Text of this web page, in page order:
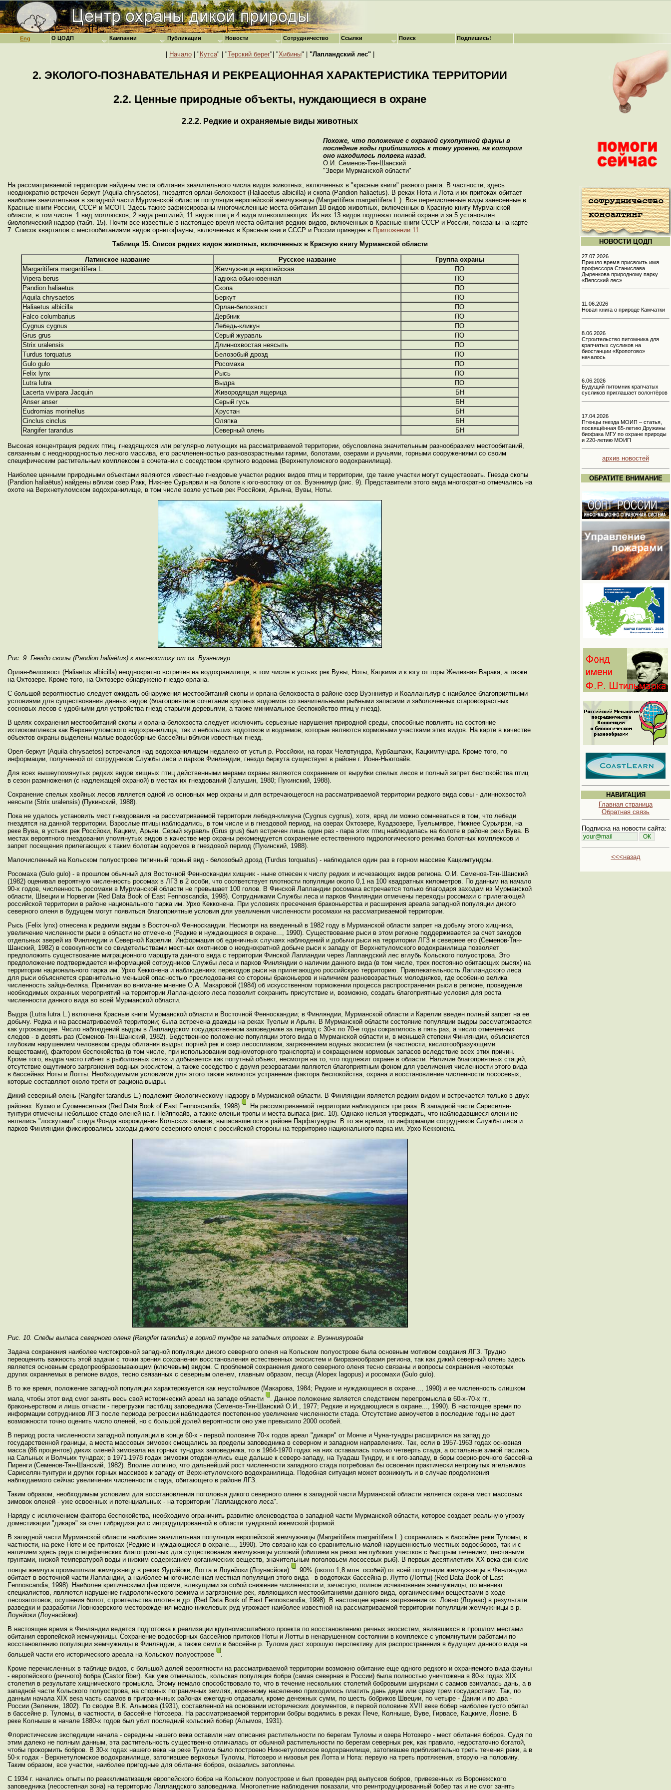
Eng
Начало| " Кутса" | "Терский берег"| "Хибины" | "Лапландский лес"|
2. ЭКОЛОГО-ПОЗНАВАТЕЛЬНАЯ И РЕКРЕАЦИОННАЯ ХАРАКТЕРИСТИКА ТЕРРИТОРИИ
2.2. Ценные природные объекты, нуждающиеся в охране
2.2.2. Редкие и охраняемые виды животных
Похоже, что положение с охраной сухопутной фауны в
последние годы приблизилось к тому уровню, на котором
оно находилось полвека назад.
О.И. Семенов-Тян-Шанский
"Звери Мурманской области"
На рассматриваемой территории найдены места обитания значительного числа видов животных, включенных в "красные книги" разного ранга. В частности, здесь
неоднократно встречен беркут (Aquila chrysaetos), гнездятся орлан-белохвост (Haliaeetus albicilla) и скопа (Pandion haliaetus). В реках Нота и Лота и их притоках обитает
наиболее значительная в западной части Мурманской области популяция европейской жемчужницы (Margaritifera margaritifera L.). Все перечисленные виды занесенные в
Красные книги России, СССР и МСОП. Здесь также зафиксированы многочисленные места обитания 18 видов животных, включенных в Красную книгу Мурманской
области, в том числе: 1 вид моллюсков, 2 вида рептилий, 11 видов птиц и 4 вида млекопитающих. Из них 13 видов подлежат полной охране и за 5 установлен
биологический надзор (табл. 15). Почти все известные в настоящее время места обитания редких видов, включенных в Красные книги СССР и России, показаны на карте
7. Список кварталов с местообитаниями видов орнитофауны, включенных в Красные книги СССР и России приведен в Приложении 11.
Таблица 15. Список редких видов животных, включенных в Красную книгу Мурманской области
Латинское название Русское название
Группа охраны
Margaritifera margaritifera L.
Жемчужница европейская
ПО
Vipera berus
Гадюка обыкновенная
ПО
Pandion haliaetus
Скопа
ПО
Aquila chrysaetos
Беркут
ПО
Haliaetus albicilla
Орлан-белохвост
ПО
Falco columbarius
Дербник
ПО
Cygnus cygnus
Лебедь-кликун
ПО
Grus grus
Серый журавль
ПО
Strix uralensis
Длиннохвостая неясыть
ПО
Turdus torquatus
Белозобый дрозд
ПО
Gulo gulo
Росомаха
ПО
Felix lynx
Рысь
ПО
Lutra lutra
Выдра
ПО
Lacerta vivipara Jacquin
Живородящая ящерица
БН
Anser anser
Серый гусь
БН
Eudromias morinellus
Хрустан
БН
Cinclus cinclus
Оляпка
БН
Rangifer tarandus
Северный олень БН
Высокая концентрация редких птиц, гнездящихся или регулярно летующих на рассматриваемой территории, обусловлена значительным разнообразием местообитаний,
связанным с неоднородностью лесного массива, его расчлененностью разновозрастными гарями, болотами, озерами и ручьями, горными сооружениями со своим
специфическим растительным комплексом в сочетании с соседством крупного водоема (Верхнетуломского водохранилища).
Наиболее ценными природными объектами являются известные гнездовые участки редких видов птиц и территории, где такие участки могут существовать. Гнезда скопы
(Pandion haliaёtus) найдены вблизи озер Ракк, Нижнее Сурьярви и на болоте к юго-востоку от оз. Вуэннияур (рис. 9). Представители этого вида многократно отмечались на
охоте на Верхнетуломском водохранилище, в том числе возле устьев рек Россйоки, Арьяна, Вувы, Ноты.
Рис. 9. Гнездо скопы (Pandion haliaёtus) к юго-востоку от оз. Вуэннияур
Орлан-белохвост (Haliaetus albicilla) неоднократно встречен на водохранилище, в том числе в устьях рек Вувы, Ноты, Кацкима и к югу от горы Железная Варака, а также
на Охтозере. Кроме того, на Охтозере обнаружено гнездо орлана.
С большой вероятностью следует ожидать обнаружения местообитаний скопы и орлана-белохвоста в районе озер Вуэннияур и Коалланъяур с наиболее благоприятными
условиями для существования данных видов (благоприятное сочетание крупных водоемов со значительными рыбными запасами и заболоченных старовозрастных
сосновых лесов с удобными для устройства гнезд старыми деревьями, а также минимальное беспокойство птиц у гнезд).
В целях сохранения местообитаний скопы и орлана-белохвоста следует исключить серьезные нарушения природной среды, способные повлиять на состояние
ихтиокомплекса как Верхнетуломского водохранилища, так и небольших водотоков и водоемов, которые являются кормовыми участками этих видов. На карте в качестве
объектов охраны выделены малые водосборные бассейны вблизи известных гнезд.
Орел-беркут (Aquila chrysaetos) встречался над водохранилищем недалеко от устья р. Россйоки, на горах Челвтундра, Курбашпахк, Кацкимтундра. Кроме того, по
информации, полученной от сотрудников Службы леса и парков Финляндии, гнездо беркута существует в районе г. Ионн-Ньюгоайв.
Для всех вышеупомянутых редких видов хищных птиц действенными мерами охраны являются сохранение от вырубки спелых лесов и полный запрет беспокойства птиц
в сезон размножения (с надлежащей охраной) в местах их гнездований (Галушин, 1980; Пукинский, 1988).
Сохранение спелых хвойных лесов является одной из основных мер охраны и для встречающегося на рассматриваемой территории редкого вида совы - длиннохвостой
неясыти (Strix uralensis) (Пукинский, 1988).
Пока не удалось установить мест гнездования на рассматриваемой территории лебедя-кликуна (Cygnus cygnus), хотя, вряд ли можно сомневаться в том, что лебеди
гнездятся на данной территории. Взрослые птицы наблюдались, в том числе и в гнездовой период, на озерах Охтозере, Куадзозере, Туельмявре, Нижнее Сурьярви, на
реке Вува, в устьях рек Россйоки, Кацким, Арьян. Серый журавль (Grus grus) был встречен лишь один раз - пара этих птиц наблюдалась на болоте в районе реки Вува. В
местах вероятного гнездования упомянутых видов в качестве мер охраны рекомендуется сохранение естественного гидрологического режима болотных комплексов и
запрет посещения прилегающих к таким болотам водоемов в гнездовой период (Пукинский, 1988).
Малочисленный на Кольском полуострове типичный горный вид - белозобый дрозд (Turdus torquatus) - наблюдался один раз в горном массиве Кацкимтундры.
Росомаха (Gulo gulo) - в прошлом обычный для Восточной Фенноскандии хищник - ныне отнесен к числу редких и исчезающих видов региона. О.И. Семенов-Тян-Шанский
(1982) оценивал вероятную численность росомах в ЛГЗ в 2 особи, что соответствует плотности популяции около 0,1 на 100 квадратных километров. По данным на начало
90-х годов, численность росомахи в Мурманской области не превышает 100 голов. В Финской Лапландии росомаха встречается только благодаря заходам из Мурманской
области, Швеции и Норвегии (Red Data Book of East Fennoscandia, 1998). Сотрудниками Службы леса и парков Финляндии отмечены переходы росомахи с прилегающей
российской территории в районе национального парка им. Урхо Кекконена. При условиях пресечения браконьерства и расширения ареала западной популяции дикого
северного оленя в будущем могут появиться благоприятные условия для увеличения численности росомахи на рассматриваемой территории.
Рысь (Felix lynx) отнесена к редкими видам в Восточной Фенноскандии. Несмотря на введенный в 1982 году в Мурманской области запрет на добычу этого хищника,
увеличение численности рыси в области не отмечено (Редкие и нуждающиеся в охране..., 1990). Существование рыси в этом регионе поддерживается за счет заходов
отдельных зверей из Финляндии и Северной Карелии. Информация об единичных случаях наблюдений и добычи рыси на территории ЛГЗ и севернее его (Семенов-Тян-
Шанский, 1982) в совокупности со свидетельствами местных охотников о неоднократной добыче рыси к западу от Верхнетуломского водохранилища позволяет
предположить существование миграционного маршрута данного вида с территории Финской Лапландии через Лапландский лес вглубь Кольского полуострова. Это
предположение подтверждается информацией сотрудников Службы леса и парков Финляндии о наличии данного вида (в том числе, трех постоянно обитающих рысях) на
территории национального парка им. Урхо Кекконена и наблюдениях переходов рыси на прилегающую российскую территорию. Привлекательность Лапландского леса
для рыси объясняется сравнительно меньшей опасностью преследования со стороны браконьеров и наличием разновозрастных молодняков, где особенно велика
численность зайца-беляка. Принимая во внимание мнение О.А. Макаровой (1984) об искусственном торможении процесса распространения рыси в регионе, проведение
необходимых охранных мероприятий на территории Лапландского леса позволит сохранить присутствие и, возможно, создать благоприятные условия для роста
численности данного вида во всей Мурманской области.
Выдра (Lutra lutra L.) включена Красные книги Мурманской области и Восточной Фенноскандии; в Финляндии, Мурманской области и Карелии введен полный запрет на ее
добычу. Редка и на рассматриваемой территории; была встречена дважды на реках Туельм и Арьян. В Мурманской области состояние популяции выдры рассматривается
как угрожающее. Число наблюдений выдры в Лапландском государственном заповеднике за период с 30-х по 70-е годы сократилось в пять раз, а число отмеченных
следов - в девять раз (Семенов-Тян-Шанский, 1982). Бедственное положение популяции этого вида в Мурманской области и, в меньшей степени Финляндии, объясняется
глубоким нарушением человеком среды обитания выдры: порчей рек и озер лесосплавом, загрязнением водных экосистем (в частности, кислотообразующими
веществами), фактором беспокойства (в том числе, при использовании водномоторного транспорта) и сокращением кормовых запасов вследствие всех этих причин.
Кроме того, выдра часто гибнет в рыболовных сетях и добывается как попутный объект, несмотря на то, что подлежит охране в области. Наличие благоприятных стаций,
отсутствие ощутимого загрязнения водных экосистем, а также соседство с двумя резерватами являются благоприятным фоном для увеличения численности этого вида
в бассейнах Ноты и Лотты. Необходимыми условиями для этого также являются устранение фактора беспокойства, охрана и восстановление численности лососевых,
которые составляют около трети от рациона выдры.
Дикий северный олень (Rangifer tarandus L.) подлежит биологическому надзору в Мурманской области. В Финляндии является редким видом и встречается только в двух
районах: Кухмо и Суоменселькя (Red Data Book of East Fennoscandia, 1998)
. На рассматриваемой территории наблюдался три раза. В западной части Сариселян-
тунтури отмечены небольшое стадо оленей на г. Нейппоайв, а также оленьи тропы и места выпаса (рис. 10). Однако нельзя утверждать, что наблюдавшиеся олени не
являлись "лоскутами" стада Фонда возрождения Кольских саамов, выпасавшегося в районе Парфатундры. В то же время, по информации сотрудников Службы леса и
парков Финляндии фиксировались заходы дикого северного оленя с российской стороны на территорию национального парка им. Урхо Кекконена.
Рис. 10. Следы выпаса северного оленя (Rangifer tarandus) в горной тундре на западных отрогах г. Вуэннияуроайв
Задача сохранения наиболее чистокровной западной популяции дикого северного оленя на Кольском полуострове была основным мотивом создания ЛГЗ. Трудно
переоценить важность этой задачи с точки зрения сохранения восстановления естественных экосистем и биоразнообразия региона, так как дикий северный олень здесь
является основным средопреобразовывающим (ключевым) видом. С проблемой сохранения дикого северного оленя тесно связаны и вопросы сохранения некоторых
других охраняемых в регионе видов, тесно связанных с северным оленем, главным образом, песца (Alopex lagopus) и росомахи (Gulo gulo).
В то же время, положение западной популяции характеризуется как неустойчивое (Макарова, 1984; Редкие и нуждающиеся в охране..., 1990) и ее численность слишком
мала, чтобы этот вид смог занять весь свой исторический ареал на западе области
. Данное положение является следствием перепромысла в 60-х-70-х гг.,
браконьерством и лишь отчасти - перегрузки пастбищ заповедника (Семенов-Тян-Шанский О.И., 1977; Редкие и нуждающиеся в охране..., 1990). В настоящее время по
информации сотрудников ЛГЗ после периода регрессии наблюдается постепенное увеличение численности стада. Отсутствие авиоучетов в последние годы не дает
возможности точно оценить число оленей, но с большой долей вероятности оно уже превысило 2000 особей.
В период роста численности западной популяции в конце 60-х - первой половине 70-х годов ареал "дикаря" от Монче и Чуна-тундры расширялся на запад до
государственной границы, а места массовых зимовок смещались за пределы заповедника в северном и западном направлениях. Так, если в 1957-1963 годах основная
масса (86 процентов) диких оленей зимовала на горных тундрах заповедника, то в 1964-1970 годах на них оставалась только четверть стада, а остальные зимой паслись
на Сальных и Волчьих тундрах; в 1971-1978 годах зимовки отодвинулись еще дальше к северо-западу, на Туадаш Тундру, и к юго-западу, в боры озерно-речного бассейна
Пиренги (Семенов-Тян-Шанский, 1982). Вполне логично, что дальнейший рост численности западного стада потребовал бы освоения практически нетронутых ягельников
Сариселян-тунтури и других горных массивов к западу от Верхнетуломского водохранилища. Подобная ситуация может возникнуть и в случае продолжения
наблюдаемого сейчас увеличения численности стада, обитающего в районе ЛГЗ.
Таким образом, необходимым условием для восстановления поголовья дикого северного оленя в западной части Мурманской области является охрана мест массовых
зимовок оленей - уже освоенных и потенциальных - на территории "Лапландского леса".
Наряду с исключением фактора беспокойства, необходимо ограничить развитие оленеводства в западной части Мурманской области, которое создает реальную угрозу
доместикации "дикаря" за счет гибридизации с интродуцированной в области тундровой ижемской формой.
В западной части Мурманской области наиболее значительная популяция европейской жемчужницы (Margaritifera margaritifera L.) сохранилась в бассейне реки Туломы, в
частности, на реке Ноте и ее притоках (Редкие и нуждающиеся в охране..., 1990). Это связано как со сравнительно малой нарушенностью местных водосборов, так и с
наличием здесь ряда специфических благоприятных для существования жемчужницы условий (обилием на реках неглубоких участков с быстрым течением, песчаными
грунтами, низкой температурой воды и низким содержанием органических веществ, значительным поголовьем лососевых рыб). В первых десятилетиях XX века финские
ловцы жемчуга промышляли жемчужницу в реках Яурийоки, Лотта и Лоунйоки (Лоунасйоки)
. 90% (около 1,8 млн. особей) от всей популяции жемчужницы в Финляндии
обитает в восточной части Лапландии, а наиболее многочисленная местная популяция этого вида - в водотоках бассейна р. Лутто (Лотты) (Red Data Book of East
Fennoscandia, 1998). Наиболее критическими факторами, влекущими за собой снижение численности и, зачастую, полное исчезновение жемчужницы, по мнению
специалистов, являются нарушение гидрологического режима и загрязнение рек, являющихся местообитаниями данного вида, органическими веществами в ходе
лесозаготовок, осушения болот, строительства плотин и др. (Red Data Book of East Fennoscandia, 1998). В настоящее время загрязнение оз. Ловно (Лоунас) в результате
разведки и разработки Ловнозерского месторождения медно-никелевых руд угрожает наиболее известной на рассматриваемой территории популяции жемчужницы в р.
Лоунйоки (Лоунасйоки).
В настоящее время в Финляндии ведется подготовка к реализации крупномасштабного проекта по восстановлению речных экосистем, являвшихся в прошлом местами
обитания европейской жемчужницы. Сохранение водосборных бассейнов притоков Ноты и Лотты в ненарушенном состоянии в комплексе с упомянутыми работами по
восстановлению популяции жемчужницы в Финляндии, а также семги в бассейне р. Тулома даст хорошую перспективу для распространения в будущем данного вида на
большей части его исторического ареала на Кольском полуострове
.
Кроме перечисленных в таблице видов, с большой долей вероятности на рассматриваемой территории возможно обитание еще одного редкого и охраняемого вида фауны
- европейского (речного) бобра (Castor fiber). Как уже отмечалось, кольская популяция бобра (самая северная в России) была полностью уничтожена в 80-х годах XIX
столетия в результате хищнического промысла. Этому немало способствовало то, что в течение нескольких столетий бобровыми шкурками с саамов взималась дань, а в
западной части Кольского полуострова, на спорных пограничных землях, коренному населению приходилось платить дань двум или сразу трем государствам. Так, по
данным начала XIX века часть саамов в приграничных районах ежегодно отдавали, кроме денежных сумм, по шесть бобриков Швеции, по четыре - Дании и по два -
России (Зеленин, 1802). По сводке В.К. Алымова (1931), составленной на основании исторических документов, в первой половине XVII веке бобер наиболее густо обитал
в бассейне р. Туломы, в частности, в бассейне Нотозера. На рассматриваемой территории бобры водились в реках Пече, Колныше, Вуве, Гирвасе, Кацкиме, Ловне. В
реке Колныше в начале 1880-х годов был убит последний кольский бобер (Алымов, 1931).
Флористические экспедиции начала - середины нашего века оставили нам описания растительности по берегам Туломы и озера Нотозеро - мест обитания бобров. Судя по
этим далеко не полным данным, эта растительность существенно отличалась от обычной растительности по берегам северных рек, как правило, недостаточно богатой,
чтобы прокормить бобров. В 30-х годах нашего века на реке Тулома было построено Нижнетуломское водохранилище, затопившее приблизительно треть течения реки, а в
50-х годах - Верхнетуломское водохранилище, затопившее верховья Туломы, Нотозеро и низовья рек Лотта и Нота: первую на треть протяжения, вторую на половину.
Таким образом, все участки, наиболее пригодные для обитания бобров, оказались затоплены.
С 1934 г. начались опыты по реакклиматизации европейского бобра на Кольском полуострове и был проведен ряд выпусков бобров, привезенных из Воронежского
заповедника (лесостепная зона) на территорию Лапландского заповедника. Многолетние наблюдения показали, что реинтродуцированный бобер так и не смог занять
НОВОСТИ ЦОДП
27.07.2026
Пришло время присвоить имя
профессора Станислава
Дыренкова природному парку
«Вепсский лес»
11.06.2026
Новая книга о природе Камчатки
8.06.2026
Строительство питомника для
крапчатых сусликов на
биостанции «Кропотово»
началось
6.06.2026
Будущий питомник крапчатых
сусликов приглашает волонтёров
17.04.2026
Птенцы гнезда МОИП – статья,
посвящённая 65-летию Дружины
биофака МГУ по охране природы
и 220-летию МОИП
архив новостей
ОБРАТИТЕ ВНИМАНИЕ
НАВИГАЦИЯ
Главная страница
Обратная связь
Подписка на новости сайта:
<<<назад
О ЦОДП Кампании Публикации Новости Сотрудничество Ссылки Поиск Подпишись!